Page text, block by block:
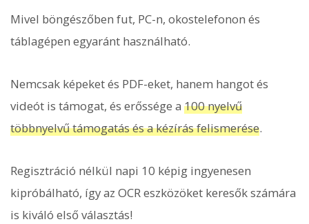
Mivel böngészőben fut, PC-n, okostelefonon és
táblagépen egyaránt használható.
Nemcsak képeket és PDF-eket, hanem hangot és
videót is támogat, és erőssége a 100 nyelvű
többnyelvű támogatás és a kézírás felismerése.
Regisztráció nélkül napi 10 képig ingyenesen
kipróbálható, így az OCR eszközöket keresők számára
is kiváló első választás!